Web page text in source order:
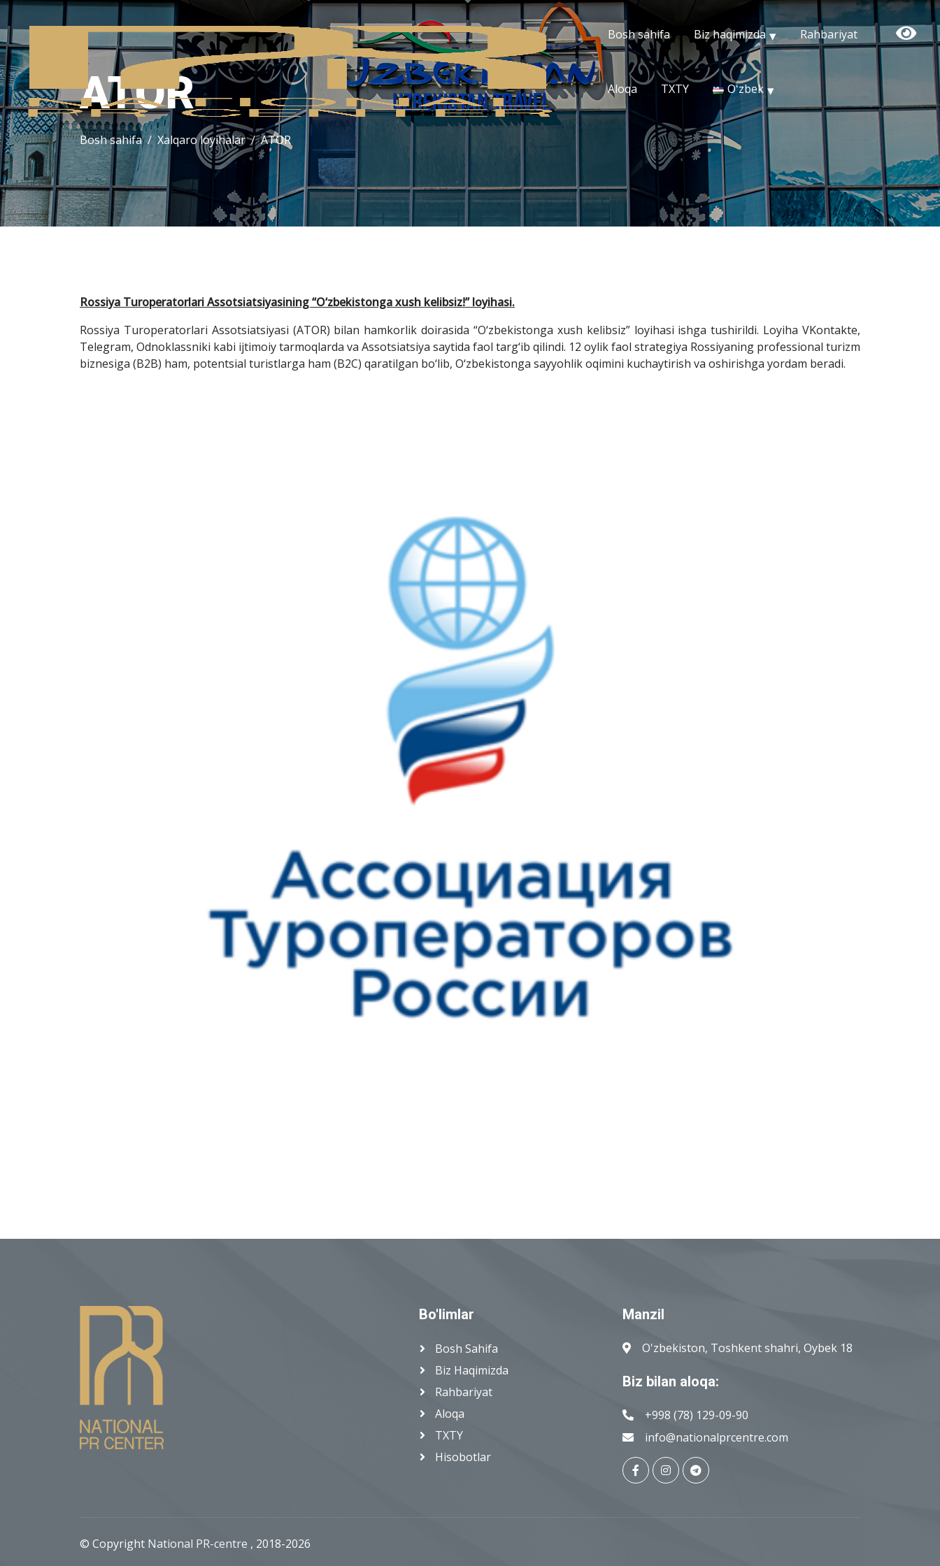
Bosh sahifa Biz haqimizda Rahbariyat
Aloqa TXTY Oʻzbek
ATOR
Bosh sahifa Xalqaro loyihalar ATOR
Rossiya Turoperatorlari Assotsiatsiyasining “O‘zbekistonga xush kelibsiz!” loyihasi.
Rossiya Turoperatorlari Assotsiatsiyasi (ATOR) bilan hamkorlik doirasida “O‘zbekistonga xush kelibsiz” loyihasi ishga tushirildi. Loyiha VKontakte,
Telegram, Odnoklassniki kabi ijtimoiy tarmoqlarda va Assotsiatsiya saytida faol targ‘ib qilindi. 12 oylik faol strategiya Rossiyaning professional turizm
biznesiga (B2B) ham, potentsial turistlarga ham (B2C) qaratilgan bo‘lib, O‘zbekistonga sayyohlik oqimini kuchaytirish va oshirishga yordam beradi.
Bo'limlar
Bosh Sahifa
Biz Haqimizda
Rahbariyat
Aloqa
TXTY
Hisobotlar
Manzil
O'zbekiston, Toshkent shahri, Oybek 18
Biz bilan aloqa:
+998 (78) 129-09-90
info@nationalprcentre.com
© Copyright National PR-centre , 2018-2026